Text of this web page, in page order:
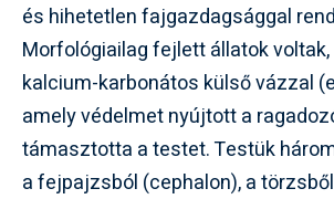
és hihetetlen fajgazdagsággal
Morfológiailag fejlett állatok
kalcium-karbonátos külső vázzal
amely védelmet nyújtott a
támasztotta a testet. Testük
a fejpajzsból (cephalon), a